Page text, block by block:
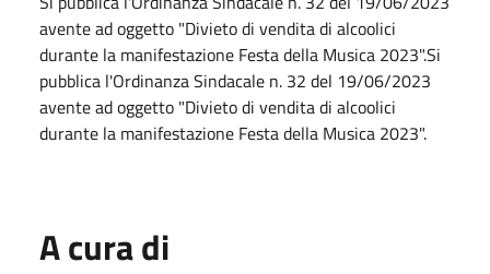
avente ad oggetto "Divieto di vendita di alcoolici
durante la manifestazione Festa della Musica 2023".Si
pubblica l'Ordinanza Sindacale n. 32 del 19/06/2023
avente ad oggetto "Divieto di vendita di alcoolici
durante la manifestazione Festa della Musica 2023".
A cura di